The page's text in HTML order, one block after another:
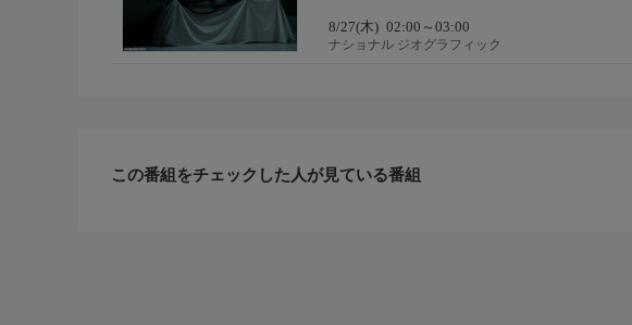
8/27(木) 02:00～03:00
ナショナル ジオグラフィック
この番組をチェックした人が見ている番組